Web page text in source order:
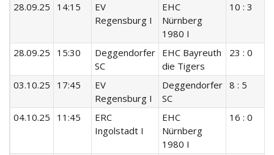
28.09.25 14:15
EV
Regensburg I
EHC
Nürnberg
1980 I
10 : 3
28.09.25 15:30
Deggendorfer
SC
EHC Bayreuth
die Tigers
23 : 0
03.10.25 17:45
EV
Regensburg I
Deggendorfer
SC
8 : 5
04.10.25 11:45
ERC
Ingolstadt I
EHC
Nürnberg
1980 I
16 : 0